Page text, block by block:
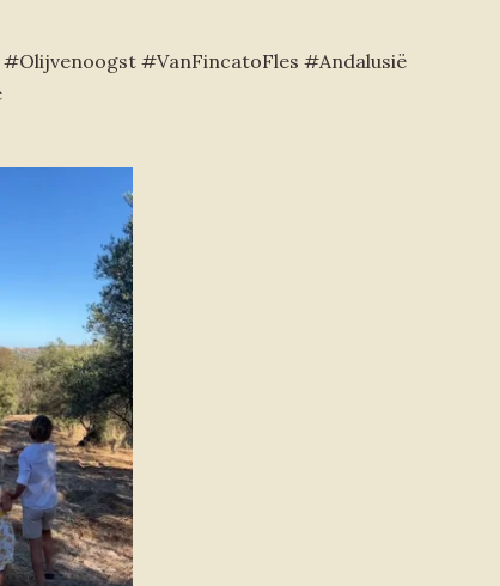
#VanFincatoFles #Andalusië